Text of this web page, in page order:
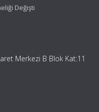
Değişti
Merkezi B Blok Kat:11